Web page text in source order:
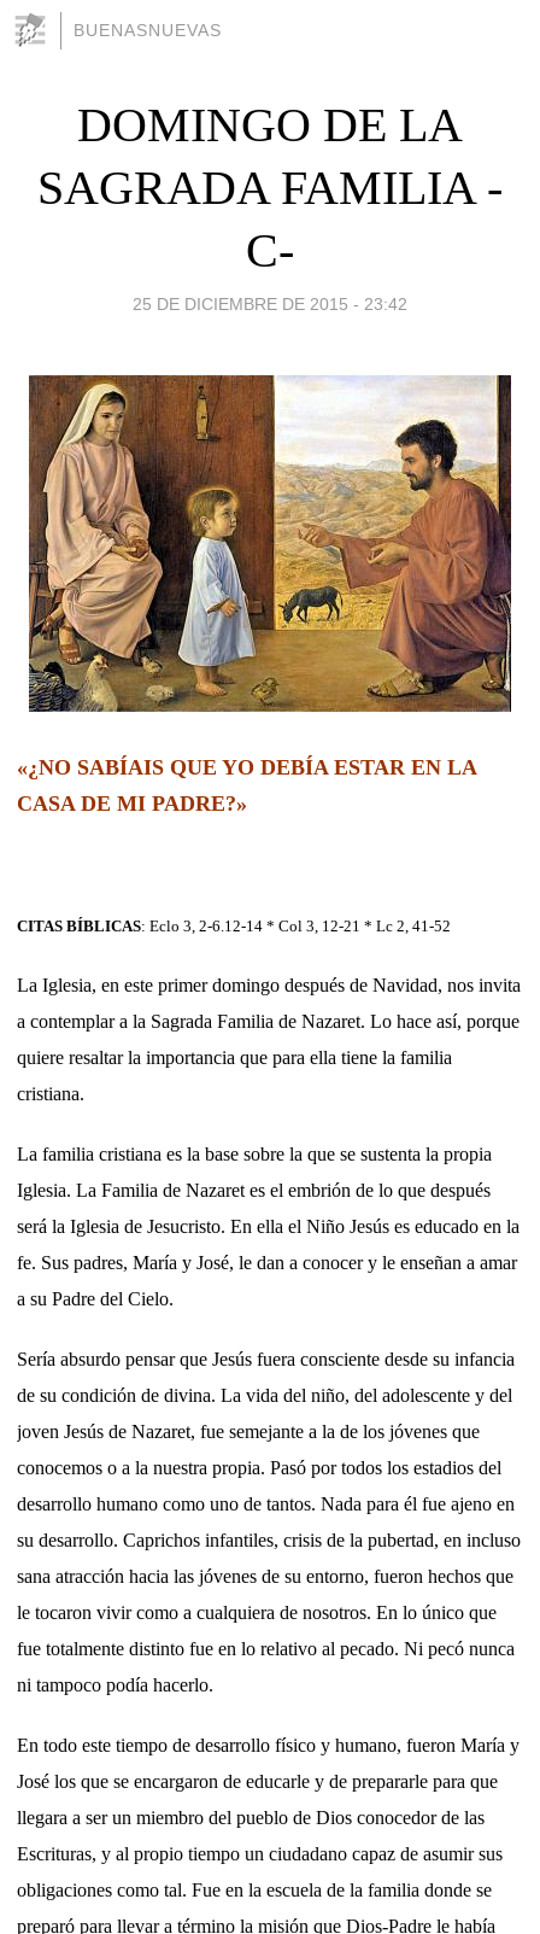
BUENASNUEVAS
DOMINGO DE LA
SAGRADA FAMILIA -
C-
25 DE DICIEMBRE DE 2015 - 23:42
«¿NO SABÍAIS QUE YO DEBÍA ESTAR EN LA
CASA DE MI PADRE?»
CITAS BÍBLICAS: Eclo 3, 2-6.12-14 * Col 3, 12-21 * Lc 2, 41-52
La Iglesia, en este primer domingo después de Navidad, nos invita
a contemplar a la Sagrada Familia de Nazaret. Lo hace así, porque
quiere resaltar la importancia que para ella tiene la familia
cristiana.
La familia cristiana es la base sobre la que se sustenta la propia
Iglesia. La Familia de Nazaret es el embrión de lo que después
será la Iglesia de Jesucristo. En ella el Niño Jesús es educado en la
fe. Sus padres, María y José, le dan a conocer y le enseñan a amar
a su Padre del Cielo.
Sería absurdo pensar que Jesús fuera consciente desde su infancia
de su condición de divina. La vida del niño, del adolescente y del
joven Jesús de Nazaret, fue semejante a la de los jóvenes que
conocemos o a la nuestra propia. Pasó por todos los estadios del
desarrollo humano como uno de tantos. Nada para él fue ajeno en
su desarrollo. Caprichos infantiles, crisis de la pubertad, en incluso
sana atracción hacia las jóvenes de su entorno, fueron hechos que
le tocaron vivir como a cualquiera de nosotros. En lo único que
fue totalmente distinto fue en lo relativo al pecado. Ni pecó nunca
ni tampoco podía hacerlo.
En todo este tiempo de desarrollo físico y humano, fueron María y
José los que se encargaron de educarle y de prepararle para que
llegara a ser un miembro del pueblo de Dios conocedor de las
Escrituras, y al propio tiempo un ciudadano capaz de asumir sus
obligaciones como tal. Fue en la escuela de la familia donde se
preparó para llevar a término la misión que Dios-Padre le había